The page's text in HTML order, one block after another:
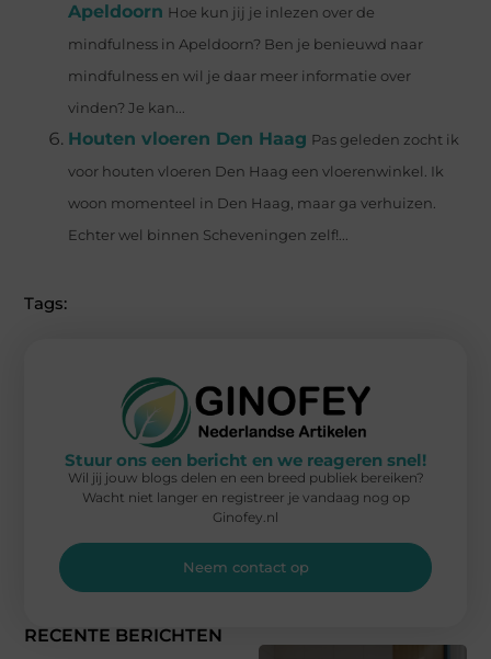
Apeldoorn Hoe kun jij je inlezen over de
mindfulness in Apeldoorn? Ben je benieuwd naar
mindfulness en wil je daar meer informatie over
vinden? Je kan...
Houten vloeren Den Haag Pas geleden zocht ik
voor houten vloeren Den Haag een vloerenwinkel. Ik
woon momenteel in Den Haag, maar ga verhuizen.
Echter wel binnen Scheveningen zelf!...
Tags:
RECENTE BERICHTEN
Stuur ons een bericht en we reageren snel!
Wil jij jouw blogs delen en een breed publiek bereiken?
Wacht niet langer en registreer je vandaag nog op
Ginofey.nl
Neem contact op